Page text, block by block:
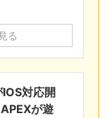
る
対応開
が遊